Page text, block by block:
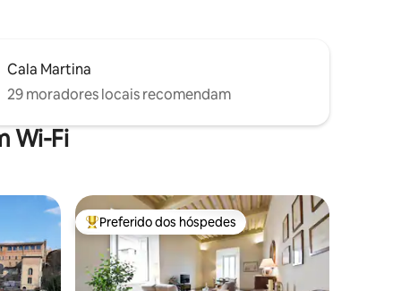
Cala Martina
29 moradores locais recomendam
Wi-Fi
hóspedes Entre os melhores preferidos dos hóspedes
Preferido dos hóspedes